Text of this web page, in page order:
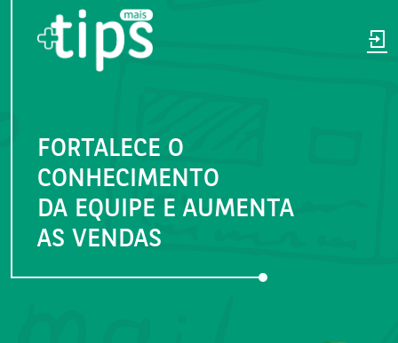
FORTALECE O
CONHECIMENTO
DA EQUIPE E AUMENTA
AS VENDAS